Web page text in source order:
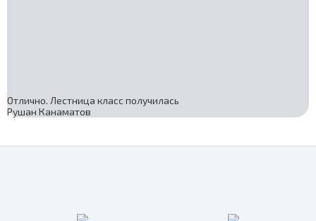
Отлично. Лестница класс получилась
Рушан Канаматов